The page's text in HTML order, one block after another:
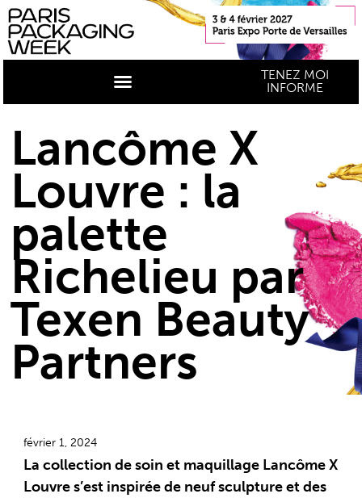
TENEZ MOI
INFORME
Lancôme X
Louvre : la
palette
Richelieu par
Texen Beauty
Partners
février 1, 2024
La collection de soin et maquillage Lancôme X
Louvre s’est inspirée de neuf sculpture et des